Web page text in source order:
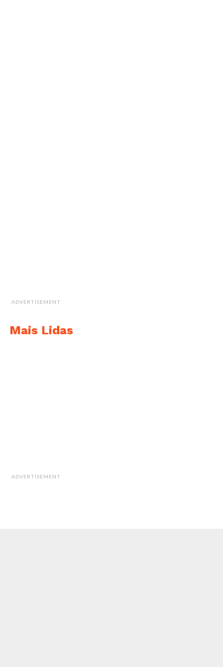
ADVERTISEMENT
Mais Lidas
ADVERTISEMENT